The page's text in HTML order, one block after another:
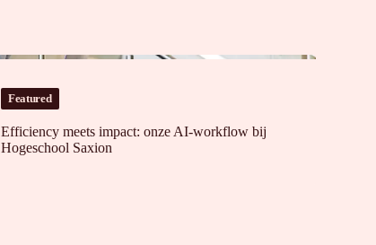
Featured
Efficiency meets impact: onze AI-workflow bij
Hogeschool Saxion